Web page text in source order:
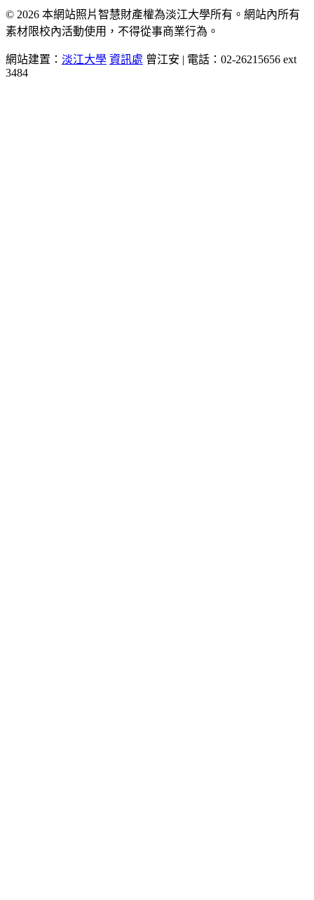
© 2026 本網站照片智慧財產權為淡江大學所有。網站內所有
素材限校內活動使用，不得從事商業行為。
網站建置： 淡江大學 資訊處 曾江安 | 電話：02-26215656 ext
3484